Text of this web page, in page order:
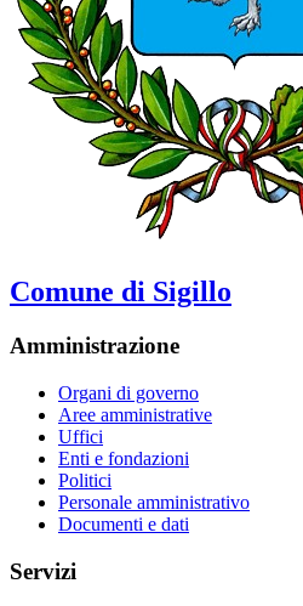
Comune di Sigillo
Amministrazione
Organi di governo
Aree amministrative
Uffici
Enti e fondazioni
Politici
Personale amministrativo
Documenti e dati
Servizi